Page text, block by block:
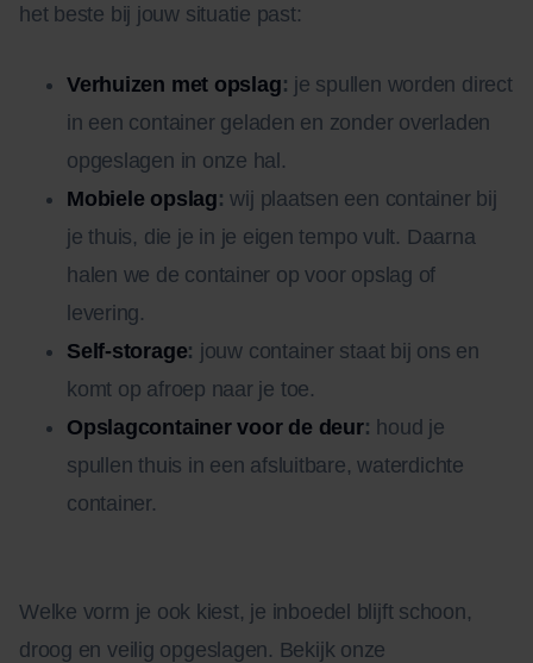
het beste bij jouw situatie past:
Verhuizen met opslag: je spullen worden direct
in een container geladen en zonder overladen
opgeslagen in onze hal.
Mobiele opslag: wij plaatsen een container bij
je thuis, die je in je eigen tempo vult. Daarna
halen we de container op voor opslag of
levering.
Self-storage: jouw container staat bij ons en
komt op afroep naar je toe.
Opslagcontainer voor de deur: houd je
spullen thuis in een afsluitbare, waterdichte
container.
Welke vorm je ook kiest, je inboedel blijft schoon,
droog en veilig opgeslagen. Bekijk onze